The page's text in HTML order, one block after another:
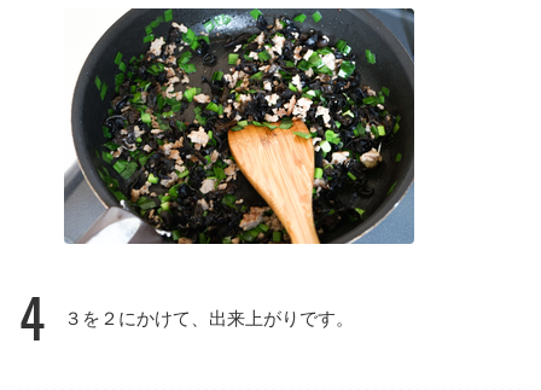
4 ３を２にかけて、出来上がりです。